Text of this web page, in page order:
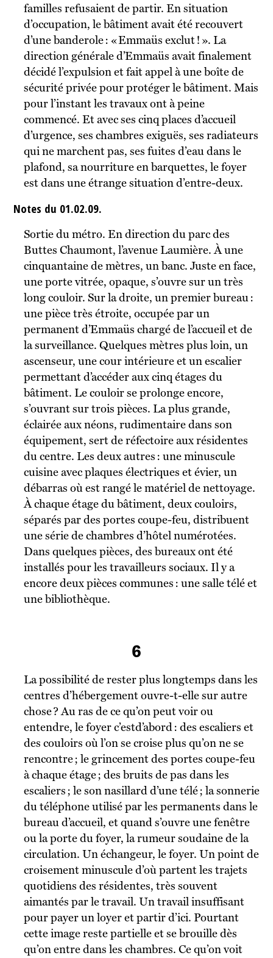
familles refusaient de partir. En situation
d’occupation, le bâtiment avait été recouvert
d’une banderole : « Emmaüs exclut ! ». La
direction générale d’Emmaüs avait finalement
décidé l’expulsion et fait appel à une boîte de
sécurité privée pour protéger le bâtiment. Mais
pour l’instant les travaux ont à peine
commencé. Et avec ses cinq places d’accueil
d’urgence, ses chambres exiguës, ses radiateurs
qui ne marchent pas, ses fuites d’eau dans le
plafond, sa nourriture en barquettes, le foyer
est dans une étrange situation d’entre-deux.
Notes du 01.02.09.
Sortie du métro. En direction du parc des
Buttes Chaumont, l’avenue Laumière. À une
cinquantaine de mètres, un banc. Juste en face,
une porte vitrée, opaque, s’ouvre sur un très
long couloir. Sur la droite, un premier bureau :
une pièce très étroite, occupée par un
permanent d’Emmaüs chargé de l’accueil et de
la surveillance. Quelques mètres plus loin, un
ascenseur, une cour intérieure et un escalier
permettant d’accéder aux cinq étages du
bâtiment. Le couloir se prolonge encore,
s’ouvrant sur trois pièces. La plus grande,
éclairée aux néons, rudimentaire dans son
équipement, sert de réfectoire aux résidentes
du centre. Les deux autres : une minuscule
cuisine avec plaques électriques et évier, un
débarras où est rangé le matériel de nettoyage.
À chaque étage du bâtiment, deux couloirs,
séparés par des portes coupe-feu, distribuent
une série de chambres d’hôtel numérotées.
Dans quelques pièces, des bureaux ont été
installés pour les travailleurs sociaux. Il y a
encore deux pièces communes : une salle télé et
une bibliothèque.
6
La possibilité de rester plus longtemps dans les
centres d’hébergement ouvre-t-elle sur autre
chose ? Au ras de ce qu’on peut voir ou
entendre, le foyer c’estd’abord : des escaliers et
des couloirs où l’on se croise plus qu’on ne se
rencontre ; le grincement des portes coupe-feu
à chaque étage ; des bruits de pas dans les
escaliers ; le son nasillard d’une télé ; la sonnerie
du téléphone utilisé par les permanents dans le
bureau d’accueil, et quand s’ouvre une fenêtre
ou la porte du foyer, la rumeur soudaine de la
circulation. Un échangeur, le foyer. Un point de
croisement minuscule d’où partent les trajets
quotidiens des résidentes, très souvent
aimantés par le travail. Un travail insuffisant
pour payer un loyer et partir d’ici. Pourtant
cette image reste partielle et se brouille dès
qu’on entre dans les chambres. Ce qu’on voit